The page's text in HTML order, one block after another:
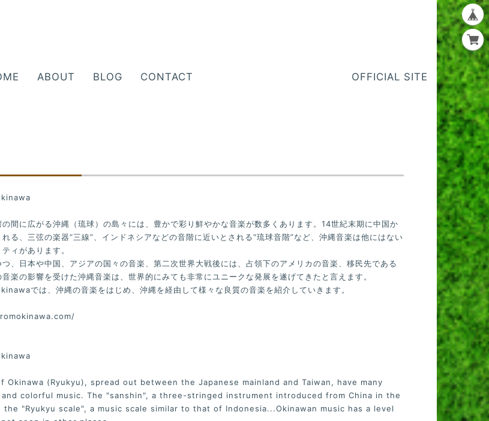
ABOUT BLOG CONTACT OFFICIAL SITE
の間に広がる沖縄（琉球）の島々には、豊かで彩り鮮やかな音楽が数多くあります。14世紀末期に中国か
れる、三弦の楽器“三線”、インドネシアなどの音階に近いとされる“琉球音階”など、沖縄音楽は他にはない
ィがあります。
、日本や中国、アジアの国々の音楽、第二次世界大戦後には、占領下のアメリカの音楽、移民先である
楽の影響を受けた沖縄音楽は、世界的にみても非常にユニークな発展を遂げてきたと言えます。
では、沖縄の音楽をはじめ、沖縄を経由して様々な良質の音楽を紹介していきます。
Okinawa (Ryukyu), spread out between the Japanese mainland and Taiwan, have many
colorful music. The "sanshin", a three-stringed instrument introduced from China in the
"Ryukyu scale", a music scale similar to that of Indonesia...Okinawan music has a level